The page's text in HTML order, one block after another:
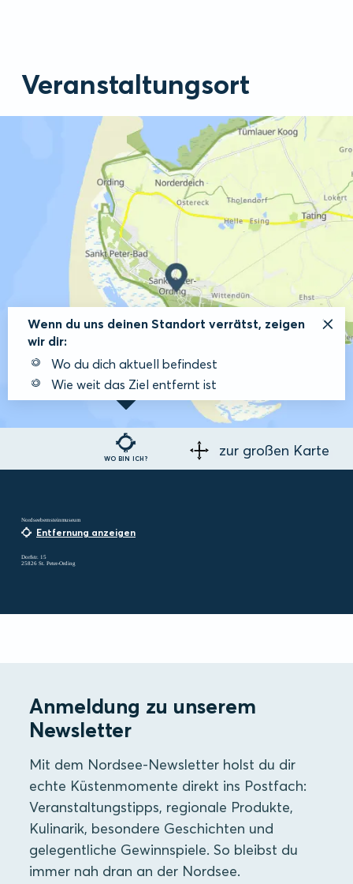
Veranstaltungsort
WO BIN ICH?
Wenn du uns deinen Standort verrätst, zeigen
wir dir:
Wo du dich aktuell befindest
Wie weit das Ziel entfernt ist
zur großen Karte
Nordseebernsteinmuseum
Entfernung anzeigen
Dorfstr. 15
25826 St. Peter-Ording
Anmeldung zu unserem
Newsletter
Mit dem Nordsee-Newsletter holst du dir
echte Küstenmomente direkt ins Postfach:
Veranstaltungstipps, regionale Produkte,
Kulinarik, besondere Geschichten und
gelegentliche Gewinnspiele. So bleibst du
immer nah dran an der Nordsee.